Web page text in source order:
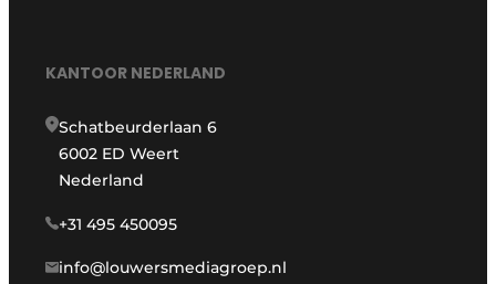
KANTOOR NEDERLAND
Schatbeurderlaan 6
6002 ED Weert
Nederland
+31 495 450095
info@louwersmediagroep.nl